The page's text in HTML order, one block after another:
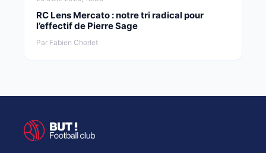
RC Lens Mercato : notre tri radical pour
l’effectif de Pierre Sage
Par Fabien Chorlet